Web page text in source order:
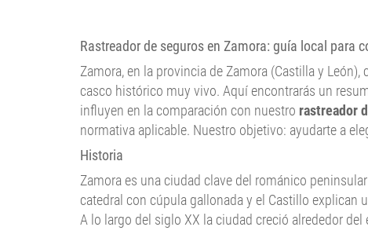
Rastreador de seguros en Zamora: guía local para
Zamora, en la provincia de Zamora (Castilla y
casco histórico muy vivo. Aquí encontrarás un
influyen en la comparación con nuestro rastreador
normativa aplicable. Nuestro objetivo: ayudarte a
Historia
Zamora es una ciudad clave del románico
catedral con cúpula gallonada y el Castillo explican
A lo largo del siglo XX la ciudad creció alrededor